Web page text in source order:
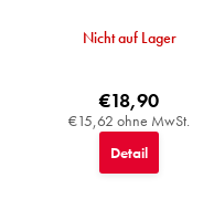
Nicht auf Lager
€15,62 ohne MwSt.
€18,90
Detail